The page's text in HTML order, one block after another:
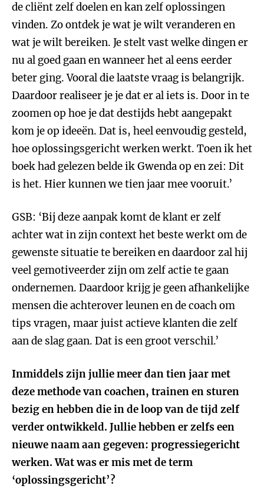
de cliënt zelf doelen en kan zelf oplossingen
vinden. Zo ontdek je wat je wilt veranderen en
wat je wilt bereiken. Je stelt vast welke dingen er
nu al goed gaan en wanneer het al eens eerder
beter ging. Vooral die laatste vraag is belangrijk.
Daardoor realiseer je je dat er al iets is. Door in te
zoomen op hoe je dat destijds hebt aangepakt
kom je op ideeën. Dat is, heel eenvoudig gesteld,
hoe oplossingsgericht werken werkt. Toen ik het
boek had gelezen belde ik Gwenda op en zei: Dit
is het. Hier kunnen we tien jaar mee vooruit.’
GSB: ‘Bij deze aanpak komt de klant er zelf
achter wat in zijn context het beste werkt om de
gewenste situatie te bereiken en daardoor zal hij
veel gemotiveerder zijn om zelf actie te gaan
ondernemen. Daardoor krijg je geen afhankelijke
mensen die achterover leunen en de coach om
tips vragen, maar juist actieve klanten die zelf
aan de slag gaan. Dat is een groot verschil.’
Inmiddels zijn jullie meer dan tien jaar met
deze methode van coachen, trainen en sturen
bezig en hebben die in de loop van de tijd zelf
verder ontwikkeld. Jullie hebben er zelfs een
nieuwe naam aan gegeven: progressiegericht
werken. Wat was er mis met de term
‘oplossingsgericht’?